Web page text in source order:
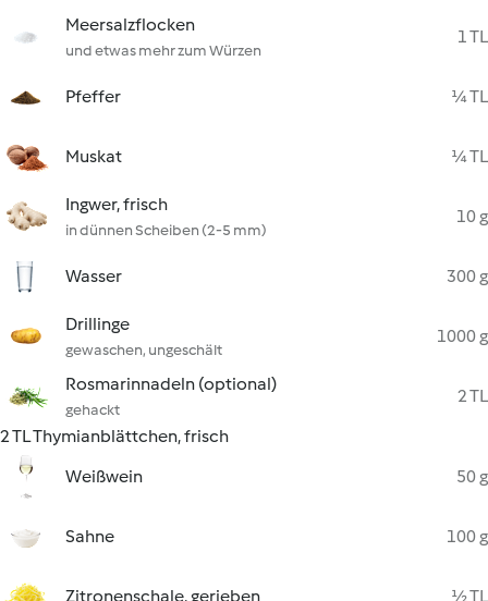
Meersalzflocken
und etwas mehr zum Würzen
1 TL
Pfeffer ¼ TL
Muskat ¼ TL
Ingwer, frisch
in dünnen Scheiben (2-5 mm)
10 g
Wasser 300 g
Drillinge
gewaschen, ungeschält
1000 g
Rosmarinnadeln (optional)
gehackt
2 TL
2 TL Thymianblättchen, frisch
Weißwein
50 g
Sahne 100 g
Zitronenschale, gerieben ½ TL